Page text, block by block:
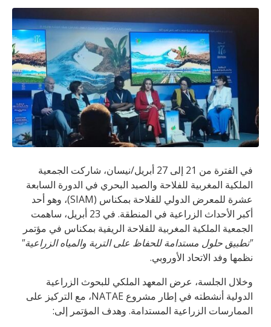
في الفترة من 21 إلى 27 أبريل/نيسان، شاركت الجمعية
الملكية المغربية للفلاحة والصيد البحري في الدورة السابعة
عشرة للمعرض الدولي للفلاحة بمكناس (SIAM)، وهو أحد
أكبر الأحداث الزراعية في المنطقة. في 23 أبريل، ساهمت
الجمعية الملكية المغربية للفلاحة الريفية بمكناس في مؤتمر
"تطبيق حلول مستدامة للحفاظ على التربة والمياه الزراعية"
نظمها وفد الاتحاد الأوروبي.
وخلال الجلسة، عرض المعهد الملكي للبحوث الزراعية
الدولية أنشطته في إطار مشروع NATAE، مع التركيز على
الممارسات الزراعية المستدامة. وهدف المؤتمر إلى: